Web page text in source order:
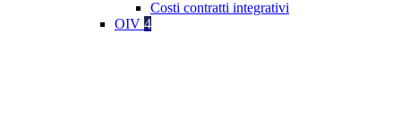
Costi contratti integrativi
OIV 4